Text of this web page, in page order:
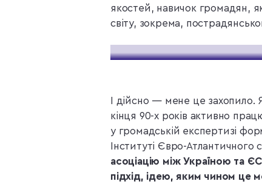
якостей, навичок громадян,
світу, зокрема,
І дійсно — мене це захопило.
кінця 90-х років активно
у громадській експертизі
Інституті Євро-Атлантичного
асоціацію між Україною та
підхід, ідею, яким чином це